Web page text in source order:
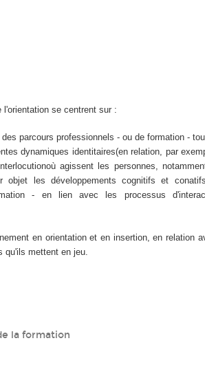
l'orientation se centrent sur :
parcours professionnels - ou de formation -
dynamiques identitaires(en relation, par
agissent les personnes,
objet les développements cognitifs et
- en lien avec les processus
en orientation et en insertion, en relation
mettent en jeu.
la formation